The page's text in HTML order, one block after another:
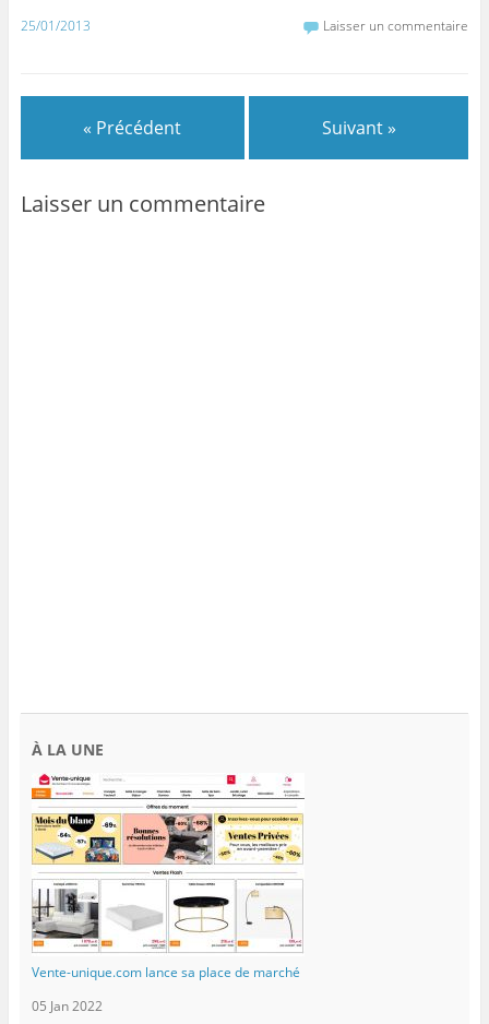
25/01/2013 Laisser un commentaire
« Précédent Suivant »
Laisser un commentaire
À LA UNE
Vente-unique.com lance sa place de marché
05 Jan 2022